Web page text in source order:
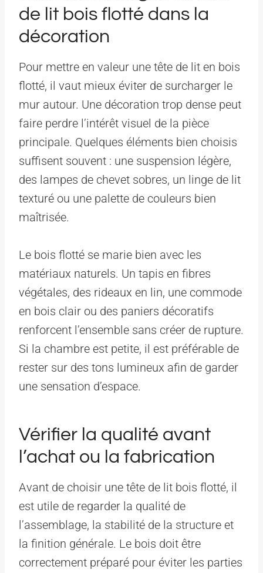
de lit bois flotté dans la
décoration
Pour mettre en valeur une tête de lit en bois
flotté, il vaut mieux éviter de surcharger le
mur autour. Une décoration trop dense peut
faire perdre l’intérêt visuel de la pièce
principale. Quelques éléments bien choisis
suffisent souvent : une suspension légère,
des lampes de chevet sobres, un linge de lit
texturé ou une palette de couleurs bien
maîtrisée.
Le bois flotté se marie bien avec les
matériaux naturels. Un tapis en fibres
végétales, des rideaux en lin, une commode
en bois clair ou des paniers décoratifs
renforcent l’ensemble sans créer de rupture.
Si la chambre est petite, il est préférable de
rester sur des tons lumineux afin de garder
une sensation d’espace.
Vérifier la qualité avant
l’achat ou la fabrication
Avant de choisir une tête de lit bois flotté, il
est utile de regarder la qualité de
l’assemblage, la stabilité de la structure et
la finition générale. Le bois doit être
correctement préparé pour éviter les parties